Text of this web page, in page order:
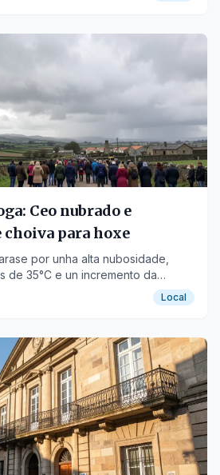
Ceo nubrado e
para hoxe
por unha alta nubosidade,
de 35°C e un incremento da
de precipitacións polaLocal